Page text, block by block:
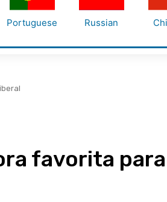
Portuguese Russian
favorita para